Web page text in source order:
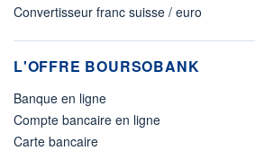
Convertisseur franc suisse / euro
L'OFFRE BOURSOBANK
Banque en ligne
Compte bancaire en ligne
Carte bancaire